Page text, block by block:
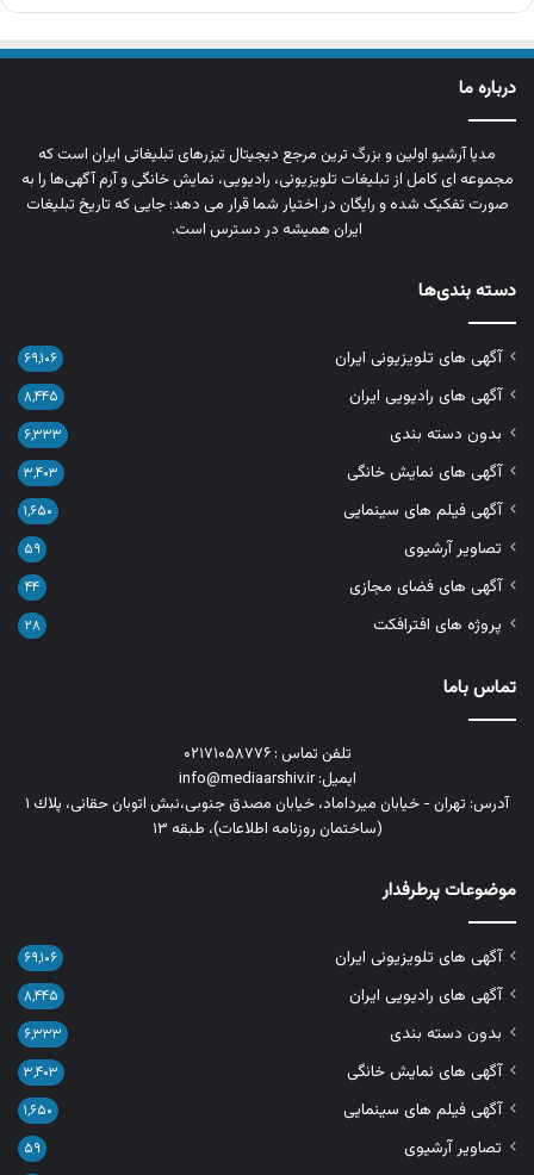
درباره ما
مدیا آرشیو اولین و بزرگ‌ ترین مرجع دیجیتال تیزرهای تبلیغاتی ایران است که
مجموعه‌ ای کامل از تبلیغات تلویزیونی، رادیویی، نمایش خانگی و آرم‌ آگهی‌ها را به‌
صورت تفکیک‌ شده و رایگان در اختیار شما قرار می‌ دهد؛ جایی که تاریخ تبلیغات
ایران همیشه در دسترس است.
دسته بندی‌ها
آگهی های تلویزیونی ایران ۶۹,۱۰۶
آگهی های رادیویی ایران ۸,۴۴۵
بدون دسته بندی ۶,۳۳۳
آگهی های نمایش خانگی ۳,۴۰۳
آگهی فیلم های سینمایی ۱,۶۵۰
تصاویر آرشیوی ۵۹
آگهی های فضای مجازی ۴۴
پروژه های افترافکت ۲۸
تماس باما
تلفن تماس : ۰۲۱۷۱۰۵۸۷۷۶
ایمیل: info@mediaarshiv.ir
آدرس: تهران - خیابان میرداماد، خیابان مصدق جنوبی،نبش اتوبان حقانی، پلاك ١
(ساختمان روزنامه اطلاعات)، طبقه ۱۳
موضوعات پرطرفدار
آگهی های تلویزیونی ایران ۶۹,۱۰۶
آگهی های رادیویی ایران ۸,۴۴۵
بدون دسته بندی ۶,۳۳۳
آگهی های نمایش خانگی ۳,۴۰۳
آگهی فیلم های سینمایی ۱,۶۵۰
تصاویر آرشیوی ۵۹